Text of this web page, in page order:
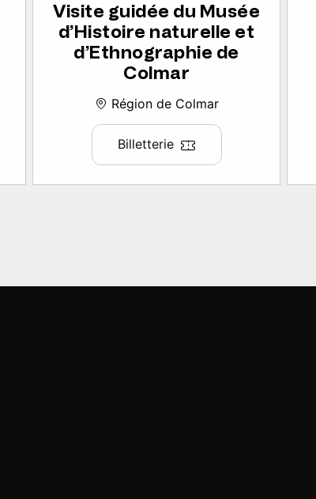
Visite guidée du Musée
d’Histoire naturelle et
d’Ethnographie de
Colmar
Région de Colmar
Billetterie